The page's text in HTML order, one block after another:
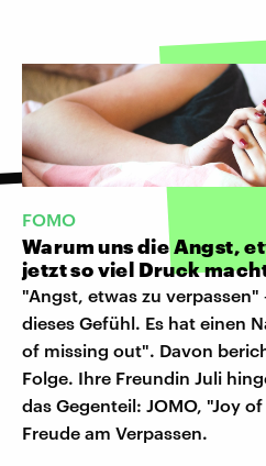
FOMO
Warum uns die Angst,
jetzt so viel Druck
"Angst, etwas zu
dieses Gefühl. Es hat einen
of missing out". Davon
Folge. Ihre Freundin Juli
das Gegenteil: JOMO, "Joy
Freude am Verpassen.